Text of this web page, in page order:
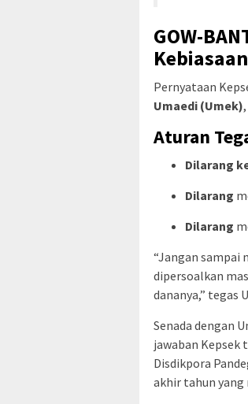
GOW-
Pernyataan
Umaedi (Umek)
Aturan
Dilarang
Dilarang
Dilarang
“Jangan sampai
dipersoalkan
dananya,” tegas
Senada dengan
jawaban Kepsek
Disdikpora
akhir tahun